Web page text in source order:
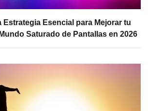
Estrategia Esencial para Mejorar tu
Saturado de Pantallas en 2026